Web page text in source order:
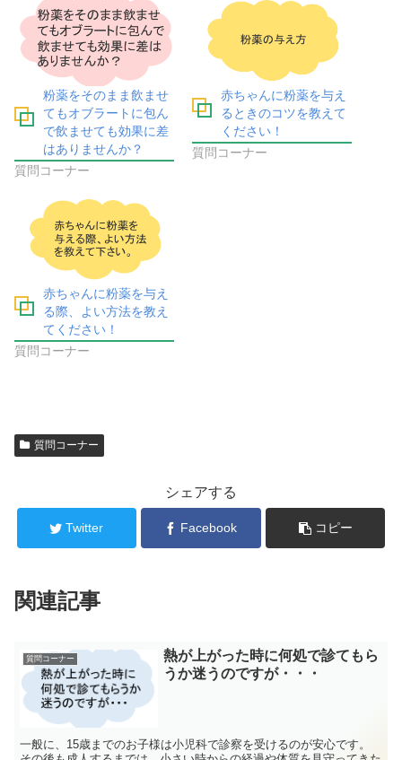
粉薬をそのまま飲ませ
てもオブラートに包ん
で飲ませても効果に差
はありませんか？
質問コーナー
赤ちゃんに粉薬を与え
るときのコツを教えて
ください！
質問コーナー
赤ちゃんに粉薬を与え
る際、よい方法を教え
てください！
質問コーナー
質問コーナー
シェアする
Twitter Facebook コピー
関連記事
質問コーナー
熱が上がった時に何処で診てもら
うか迷うのですが・・・
一般に、15歳までのお子様は小児科で診察を受けるのが安心です。